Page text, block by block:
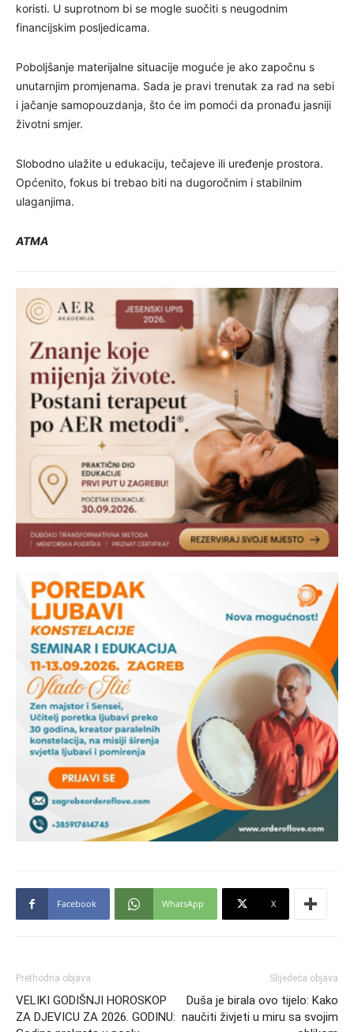
koristi. U suprotnom bi se mogle suočiti s neugodnim
financijskim posljedicama.
Poboljšanje materijalne situacije moguće je ako započnu s
unutarnjim promjenama. Sada je pravi trenutak za rad na sebi
i jačanje samopouzdanja, što će im pomoći da pronađu jasniji
životni smjer.
Slobodno ulažite u edukaciju, tečajeve ili uređenje prostora.
Općenito, fokus bi trebao biti na dugoročnim i stabilnim
ulaganjima.
ATMA
Facebook WhatsApp X
Prethodna objava
VELIKI GODIŠNJI HOROSKOP
ZA DJEVICU ZA 2026. GODINU:
Slijedeća objava
Duša je birala ovo tijelo: Kako
naučiti živjeti u miru sa svojim